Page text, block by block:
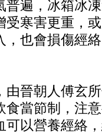
普遍，冰箱冰
受寒害更重，
，也會損傷經
由晉朝人傅玄
食當節制，注
可以營養經絡